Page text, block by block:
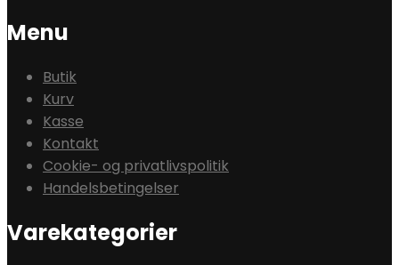
Menu
Butik
Kurv
Kasse
Kontakt
Cookie- og privatlivspolitik
Handelsbetingelser
Varekategorier